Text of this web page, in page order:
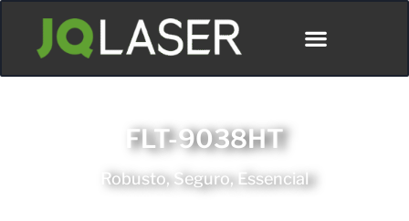
FLT-9038HT
Robusto, Seguro, Essencial